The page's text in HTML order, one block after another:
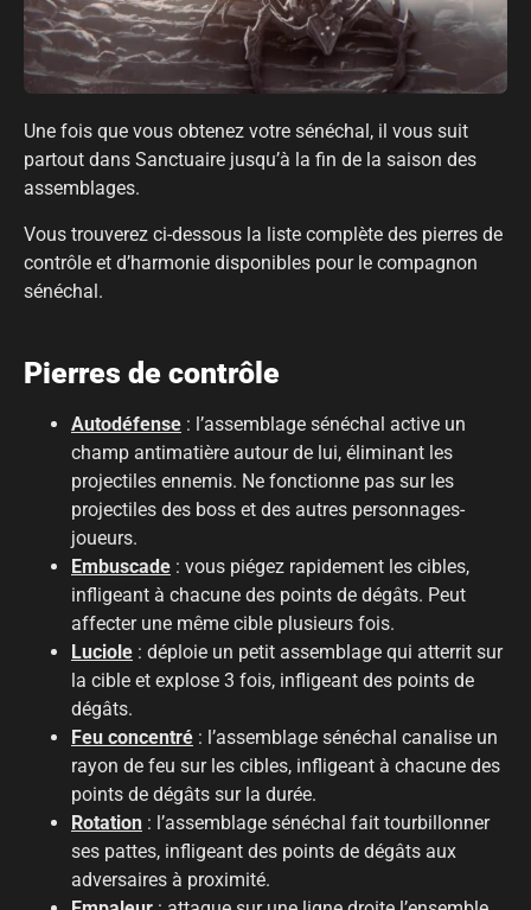
Une fois que vous obtenez votre sénéchal, il vous suit
partout dans Sanctuaire jusqu’à la fin de la saison des
assemblages.
Vous trouverez ci-dessous la liste complète des pierres de
contrôle et d’harmonie disponibles pour le compagnon
sénéchal.
Pierres de contrôle
Autodéfense : l’assemblage sénéchal active un
champ antimatière autour de lui, éliminant les
projectiles ennemis. Ne fonctionne pas sur les
projectiles des boss et des autres personnages-
joueurs.
Embuscade : vous piégez rapidement les cibles,
infligeant à chacune des points de dégâts. Peut
affecter une même cible plusieurs fois.
Luciole : déploie un petit assemblage qui atterrit sur
la cible et explose 3 fois, infligeant des points de
dégâts.
Feu concentré : l’assemblage sénéchal canalise un
rayon de feu sur les cibles, infligeant à chacune des
points de dégâts sur la durée.
Rotation : l’assemblage sénéchal fait tourbillonner
ses pattes, infligeant des points de dégâts aux
adversaires à proximité.